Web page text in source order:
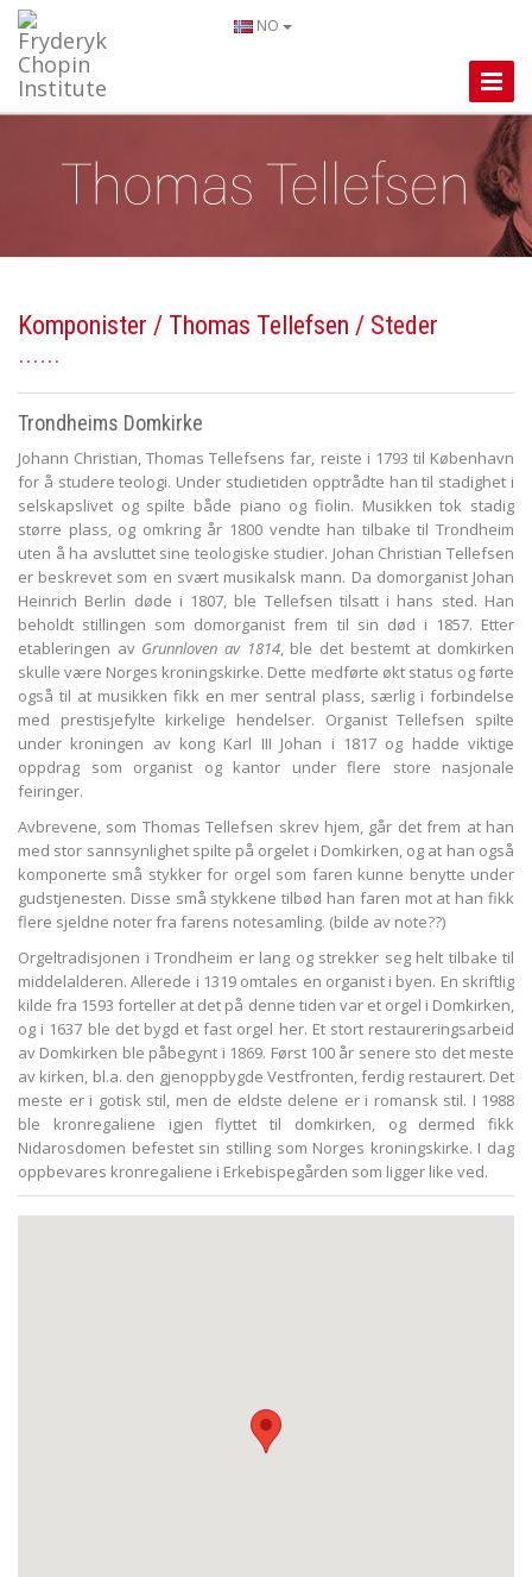
NO
Toggle
Komponister / Thomas Tellefsen / Steder
Trondheims Domkirke
Johann Christian, Thomas Tellefsens far, reiste i 1793 til København
for å studere teologi. Under studietiden opptrådte han til stadighet i
selskapslivet og spilte både piano og fiolin. Musikken tok stadig
større plass, og omkring år 1800 vendte han tilbake til Trondheim
uten å ha avsluttet sine teologiske studier. Johan Christian Tellefsen
er beskrevet som en svært musikalsk mann. Da domorganist Johan
Heinrich Berlin døde i 1807, ble Tellefsen tilsatt i hans sted. Han
beholdt stillingen som domorganist frem til sin død i 1857. Etter
etableringen av Grunnloven av 1814, ble det bestemt at domkirken
skulle være Norges kroningskirke. Dette medførte økt status og førte
også til at musikken fikk en mer sentral plass, særlig i forbindelse
med prestisjefylte kirkelige hendelser. Organist Tellefsen spilte
under kroningen av kong Karl III Johan i 1817 og hadde viktige
oppdrag som organist og kantor under flere store nasjonale
feiringer.
Avbrevene, som Thomas Tellefsen skrev hjem, går det frem at han
med stor sannsynlighet spilte på orgelet i Domkirken, og at han også
komponerte små stykker for orgel som faren kunne benytte under
gudstjenesten. Disse små stykkene tilbød han faren mot at han fikk
flere sjeldne noter fra farens notesamling. (bilde av note??)
Orgeltradisjonen i Trondheim er lang og strekker seg helt tilbake til
middelalderen. Allerede i 1319 omtales en organist i byen. En skriftlig
kilde fra 1593 forteller at det på denne tiden var et orgel i Domkirken,
og i 1637 ble det bygd et fast orgel her. Et stort restaureringsarbeid
av Domkirken ble påbegynt i 1869. Først 100 år senere sto det meste
av kirken, bl.a. den gjenoppbygde Vestfronten, ferdig restaurert. Det
meste er i gotisk stil, men de eldste delene er i romansk stil. I 1988
ble kronregaliene igjen flyttet til domkirken, og dermed fikk
Nidarosdomen befestet sin stilling som Norges kroningskirke. I dag
oppbevares kronregaliene i Erkebispegården som ligger like ved.